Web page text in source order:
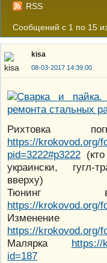
RSS
Сообщений с 1 по 15
kisa
08-03-2017 14:39:00
Рихтовка
https://krokovod.org/
pid=3222#p3222
украински, гугл-
вверху)
Тюнинг
https://krokovod.org/
https://krokovod.org/
Малярка https://
id=187